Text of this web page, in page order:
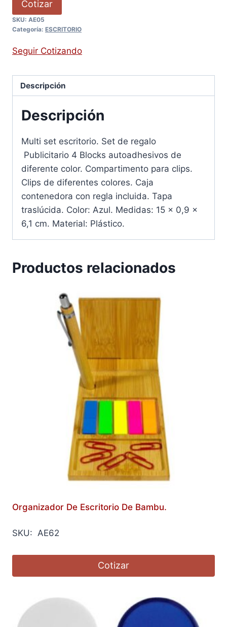
Cotizar
SKU: AE05
Categoría: ESCRITORIO
Seguir Cotizando
Descripción
Descripción
Multi set escritorio. Set de regalo
Publicitario 4 Blocks autoadhesivos de
diferente color. Compartimento para clips.
Clips de diferentes colores. Caja
contenedora con regla incluida. Tapa
traslúcida. Color: Azul. Medidas: 15 x 0,9 x
6,1 cm. Material: Plástico.
Productos relacionados
Organizador De Escritorio De Bambu.
SKU: AE62
Cotizar